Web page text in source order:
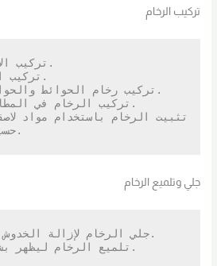
تركيب الرخام
حسب التصميم والمكان.
جلي وتلميع الرخام
•   تلميع الرخام ليظهر بشكل لامع وراقي.